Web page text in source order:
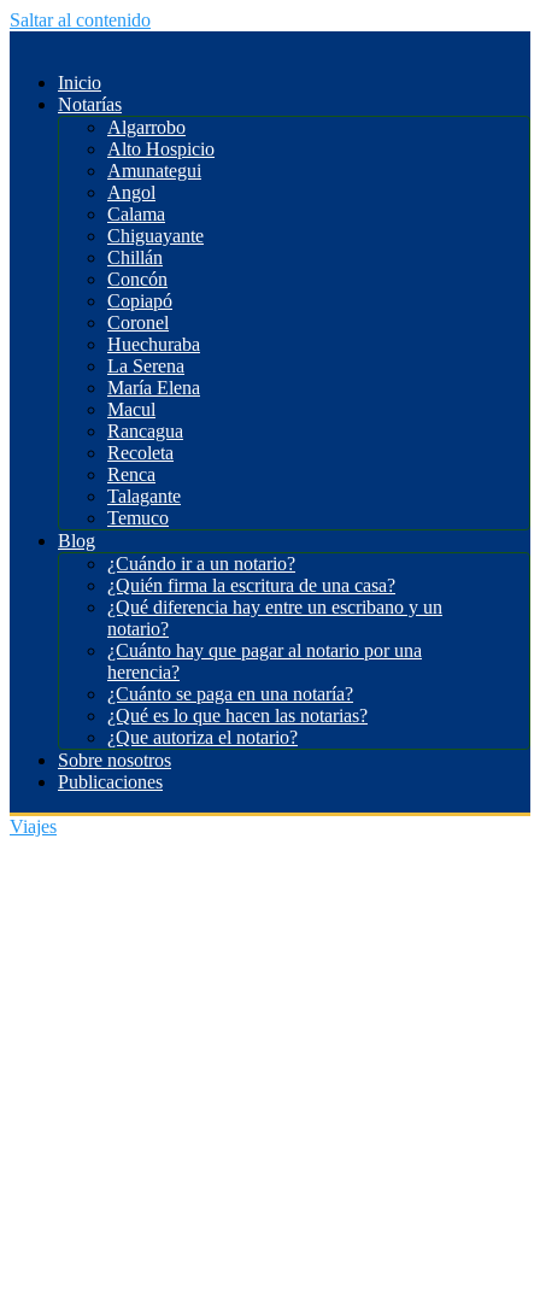
Saltar al contenido
Inicio
Notarías
Algarrobo
Alto Hospicio
Amunategui
Angol
Calama
Chiguayante
Chillán
Concón
Copiapó
Coronel
Huechuraba
La Serena
María Elena
Macul
Rancagua
Recoleta
Renca
Talagante
Temuco
Blog
¿Cuándo ir a un notario?
¿Quién firma la escritura de una casa?
¿Qué diferencia hay entre un escribano y un
notario?
¿Cuánto hay que pagar al notario por una
herencia?
¿Cuánto se paga en una notaría?
¿Qué es lo que hacen las notarias?
¿Que autoriza el notario?
Sobre nosotros
Publicaciones
Viajes